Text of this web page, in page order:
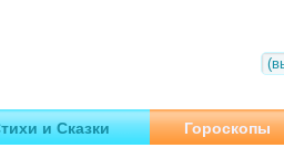
путешествия
и Сказки Гороскопы